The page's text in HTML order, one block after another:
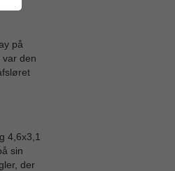
på
den
4,6x3,1
sin
der